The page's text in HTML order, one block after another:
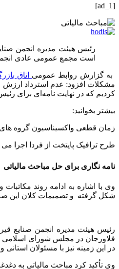
[ad_1]
رئیس هیئت مدیره انجمن
است مجمع عمومی عادی انجمن
به گزارش روابط عمومی اتاق
کردیم که در نهایت نامه‌ای برای
بیشتر بخوانید:
زمان قطعی واکسیناسیون گروه
طرح ترافیک پایتخت از فردا اجرا
نامه نگاری برای حل مباحث مالیاتی
شکل گرفته و تصمیمات کلان این
رئیس هیئت مدیره انجمن صنایع
در این زمینه نیز با مسئولان
وی تأکید کرد مباحث مالیاتی به